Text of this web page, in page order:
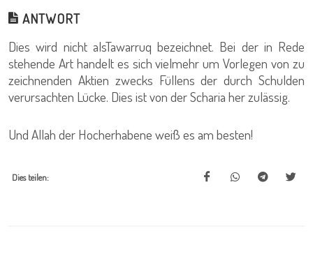
ANTWORT
Dies wird nicht alsTawarruq bezeichnet. Bei der in Rede
stehende Art handelt es sich vielmehr um Vorlegen von zu
zeichnenden Aktien zwecks Füllens der durch Schulden
verursachten Lücke. Dies ist von der Scharia her zulässig.
Und Allah der Hocherhabene weiß es am besten!
Dies teilen: